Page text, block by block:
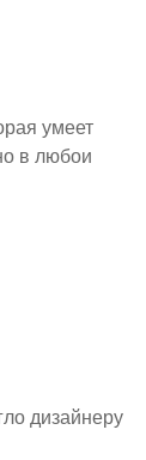
умеет
в любои
дизайнеру